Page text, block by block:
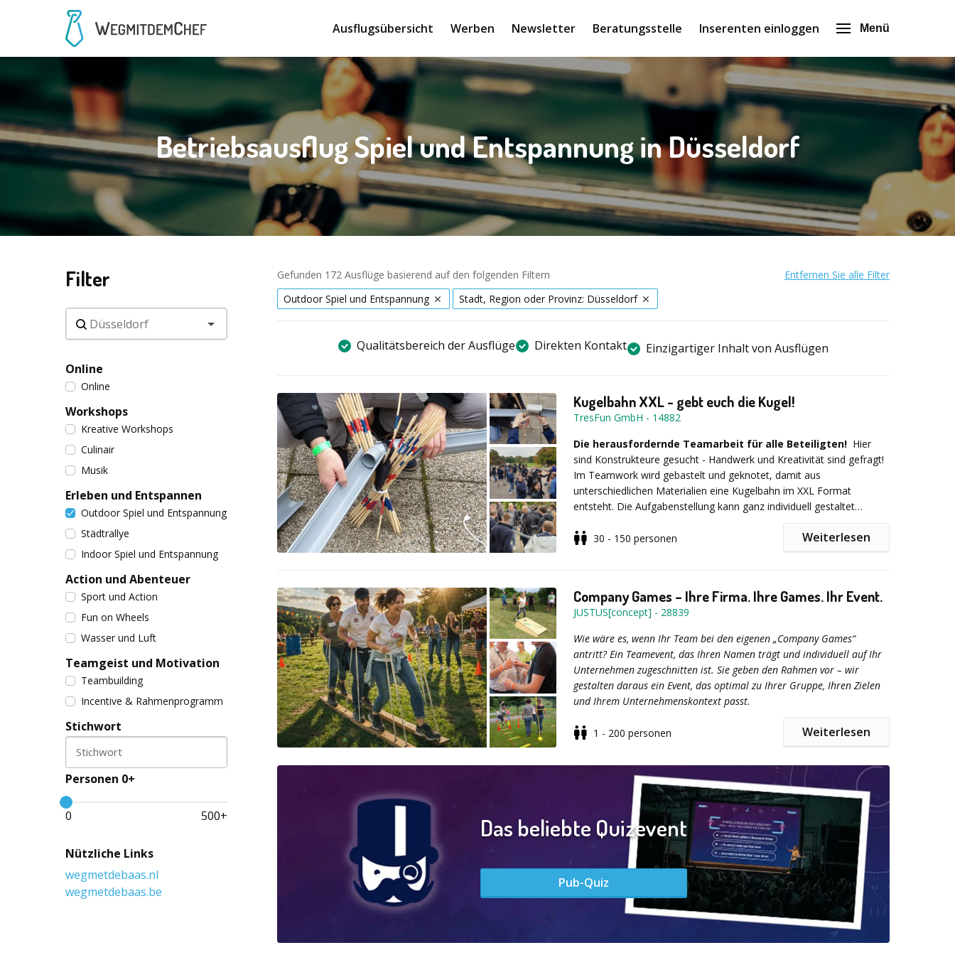
Ausflugsübersicht Werben Newsletter Beratungsstelle Inserenten einloggen Menü
Betriebsausflug Spiel und Entspannung in Düsseldorf
Filter
Online
Online
Workshops
Kreative Workshops
Culinair
Musik
Erleben und Entspannen
Outdoor Spiel und Entspannung
Städtrallye
Indoor Spiel und Entspannung
Action und Abenteuer
Sport und Action
Fun on Wheels
Wasser und Luft
Teamgeist und Motivation
Teambuilding
Incentive & Rahmenprogramm
Stichwort
Stichwort
Personen 0+
0 500+
Nützliche Links
wegmetdebaas.nl
wegmetdebaas.be
Gefunden 172 Ausflüge basierend auf den folgenden Filtern
Entfernen Sie alle Filter
Outdoor Spiel und Entspannung
Stadt, Region oder Provinz: Düsseldorf
Qualitätsbereich der Ausflüge Direkten Kontakt Einzigartiger Inhalt von Ausflügen
Kugelbahn XXL - gebt euch die Kugel!
TresFun GmbH - 14882
Die herausfordernde Teamarbeit für alle Beteiligten! Hier
sind Konstrukteure gesucht - Handwerk und Kreativität sind gefragt!
Im Teamwork wird gebastelt und geknotet, damit aus
unterschiedlichen Materialien eine Kugelbahn im XXL Format
entsteht. Die Aufgabenstellung kann ganz individuell gestaltet
Gruppengröße: 10 – 150 Personen
30 - 150 personen Weiterlesen
Company Games – Ihre Firma. Ihre Games. Ihr Event.
JUSTUS[concept] - 28839
Wie wäre es, wenn Ihr Team bei den eigenen „Company Games“
antritt? Ein Teamevent, das Ihren Namen trägt und individuell auf Ihr
Unternehmen zugeschnitten ist. Sie geben den Rahmen vor – wir
gestalten daraus ein Event, das optimal zu Ihrer Gruppe, Ihren Zielen
und Ihrem Unternehmenskontext passt.
an Location, Teilnehmerzahl und Jahreszeit anpassen.
In Teams treten Sie in abwechslungsreichen Disziplinen
gegeneinander an und sammeln Punkte für den gemeinsamen
Erfolg. Dabei stehen Teamwork, Kommunikation und Spaß im
Vordergrund – nicht Kraft oder Einzelleistung. So kann jeder
mitmachen und sich einbringen.
Freuen Sie sich auf vielseitige Teamaktionen wie:
1 - 200 personen Weiterlesen
Das beliebte Quizevent
Pub-Quiz